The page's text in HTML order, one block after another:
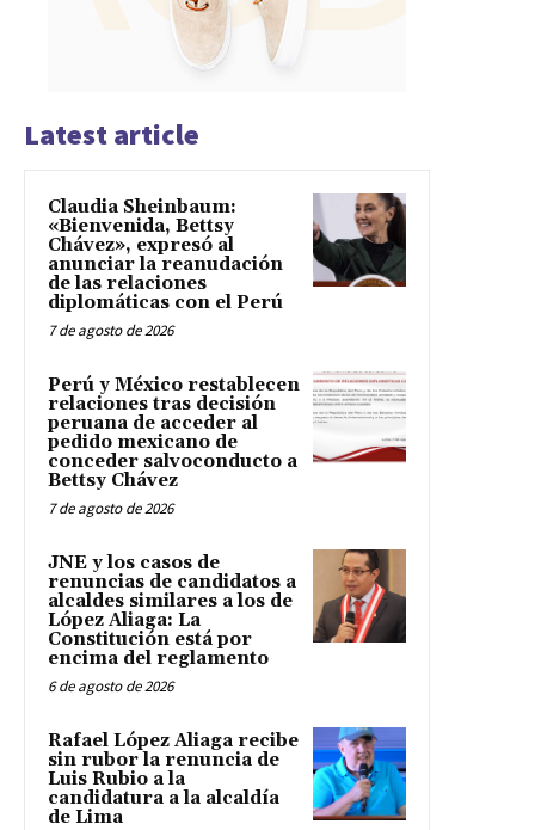
Latest article
Claudia Sheinbaum:
«Bienvenida, Bettsy
Chávez», expresó al
anunciar la reanudación
de las relaciones
diplomáticas con el Perú
7 de agosto de 2026
Perú y México restablecen
relaciones tras decisión
peruana de acceder al
pedido mexicano de
conceder salvoconducto a
Bettsy Chávez
7 de agosto de 2026
JNE y los casos de
renuncias de candidatos a
alcaldes similares a los de
López Aliaga: La
Constitución está por
encima del reglamento
6 de agosto de 2026
Rafael López Aliaga recibe
sin rubor la renuncia de
Luis Rubio a la
candidatura a la alcaldía
de Lima